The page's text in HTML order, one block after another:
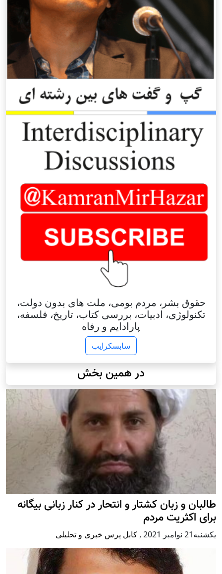
حقوق بشر، مردم بومی، ملت های بدون دولت،
تکنولوژی، ادبیات، بررسی کتاب، تاریخ، فلسفه،
پارادایم و رفاه
سابسکرایب
در همین بخش
طالبان و زبان کشتار و انتحار در کنار زبانی بیگانه
برای اکثریت مردم
يكشنبه21 نوامبر 2021 , کابل پرس خبری و تحلیلی